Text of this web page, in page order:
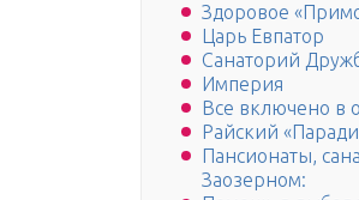
Здоровое
Царь Евпатор
Санаторий
Империя
Все включено в
Райский
Пансионаты,
Заозерном: